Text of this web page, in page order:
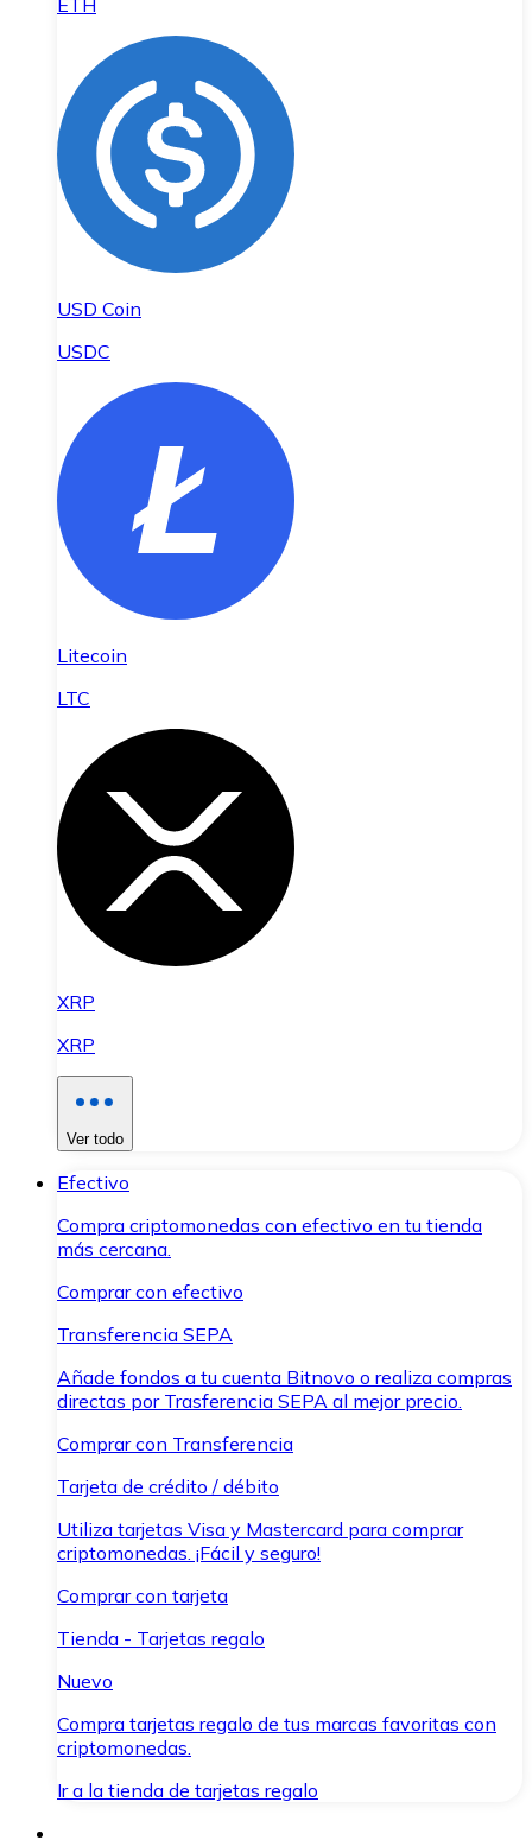
ETH
USD Coin
USDC
Litecoin
LTC
XRP
XRP
Ver todo
Efectivo
Compra criptomonedas con efectivo en tu tienda
más cercana.
Comprar con efectivo
Transferencia SEPA
Añade fondos a tu cuenta Bitnovo o realiza compras
directas por Trasferencia SEPA al mejor precio.
Comprar con Transferencia
Tarjeta de crédito / débito
Utiliza tarjetas Visa y Mastercard para comprar
criptomonedas. ¡Fácil y seguro!
Comprar con tarjeta
Tienda - Tarjetas regalo
Nuevo
Compra tarjetas regalo de tus marcas favoritas con
criptomonedas.
Ir a la tienda de tarjetas regalo